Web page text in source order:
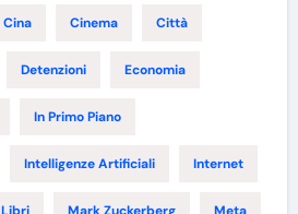
Cina Cinema Città
Detenzioni Economia
In Primo Piano
Intelligenze Artificiali Internet